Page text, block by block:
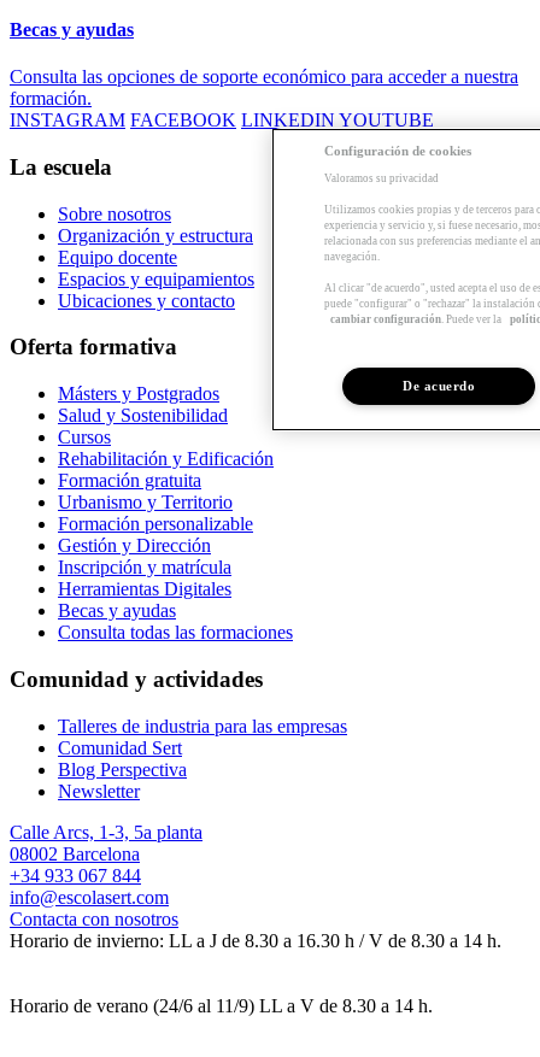
Becas y ayudas
Consulta las opciones de soporte económico para acceder a nuestra
formación.
INSTAGRAM FACEBOOK LINKEDIN YOUTUBE
La escuela
Sobre nosotros
Organización y estructura
Equipo docente
Espacios y equipamientos
Ubicaciones y contacto
Oferta formativa
Másters y Postgrados
Salud y Sostenibilidad
Cursos
Rehabilitación y Edificación
Formación gratuita
Urbanismo y Territorio
Formación personalizable
Gestión y Dirección
Inscripción y matrícula
Herramientas Digitales
Becas y ayudas
Consulta todas las formaciones
Comunidad y actividades
Talleres de industria para las empresas
Comunidad Sert
Blog Perspectiva
Newsletter
Calle Arcs, 1-3, 5a planta
08002 Barcelona
+34 933 067 844
info@escolasert.com
Contacta con nosotros
Horario de invierno: LL a J de 8.30 a 16.30 h / V de 8.30 a 14 h.
Horario de verano (24/6 al 11/9) LL a V de 8.30 a 14 h.
Configuración de cookies
Valoramos su privacidad
Utilizamos cookies propias y de terceros para
experiencia y servicio y, si fuese necesario,
relacionada con sus preferencias mediante el
navegación.
Al clicar "de acuerdo", usted acepta el uso de
puede "configurar" o "rechazar" la instalación
cambiar configuración . Puede ver la
De acuerdo